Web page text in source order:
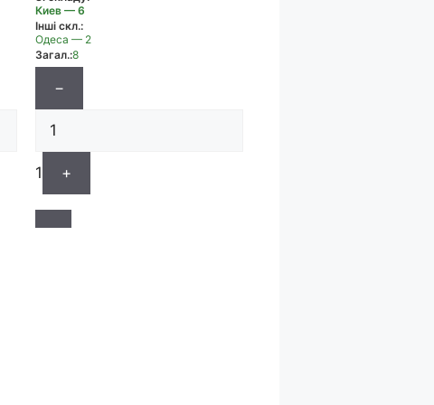
Киев — 6
Інші скл.:
Одеса — 2
Загал.:8
−
1 +